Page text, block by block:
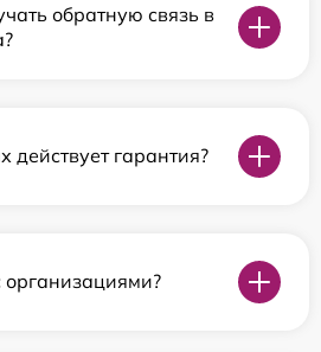
обратную связь в
действует гарантия?
организациями?